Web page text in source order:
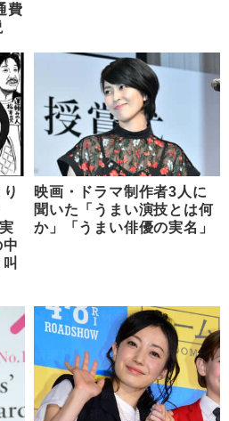
費
映画・ドラマ制作者3人に
聞いた「うまい演技とは何
か」「うまい俳優の実名」